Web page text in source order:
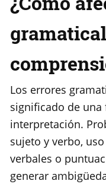
Los errores
significado de
interpretación.
sujeto y verbo,
verbales o
generar